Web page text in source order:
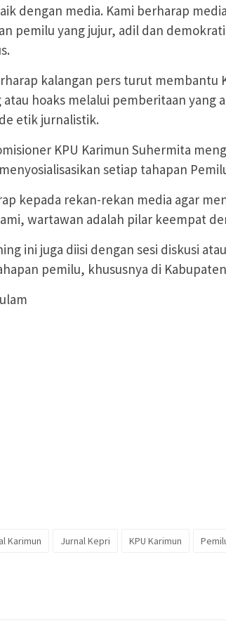
dengan media. Kami berharap
pemilu yang jujur, adil dan
kalangan pers turut membantu
hoaks melalui pemberitaan yang
etik jurnalistik.
KPU Karimun Suhermita
setiap tahapan
kepada rekan-rekan media agar
wartawan adalah pilar keempat
ini juga diisi dengan sesi diskusi
pemilu, khususnya di
Karimun Jurnal Kepri KPU Karimun